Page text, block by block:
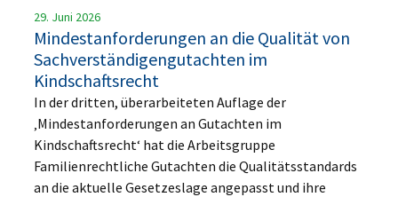
29. Juni 2026
Mindestanforderungen an die Qualität von
Sachverständigengutachten im
Kindschaftsrecht
In der dritten, überarbeiteten Auflage der
‚Mindestanforderungen an Gutachten im
Kindschaftsrecht‘ hat die Arbeitsgruppe
Familienrechtliche Gutachten die Qualitätsstandards
an die aktuelle Gesetzeslage angepasst und ihre